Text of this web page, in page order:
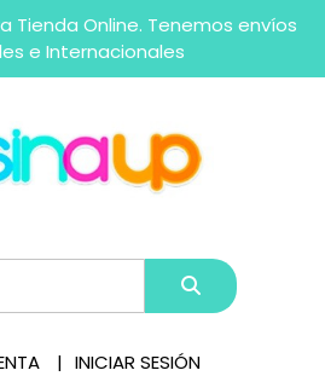
Tienda Online. Tenemos envíos
e Internacionales
INICIAR SESIÓN